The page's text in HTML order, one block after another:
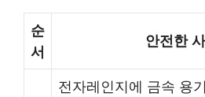
순
서
안전한
전자레인지에 금속 용